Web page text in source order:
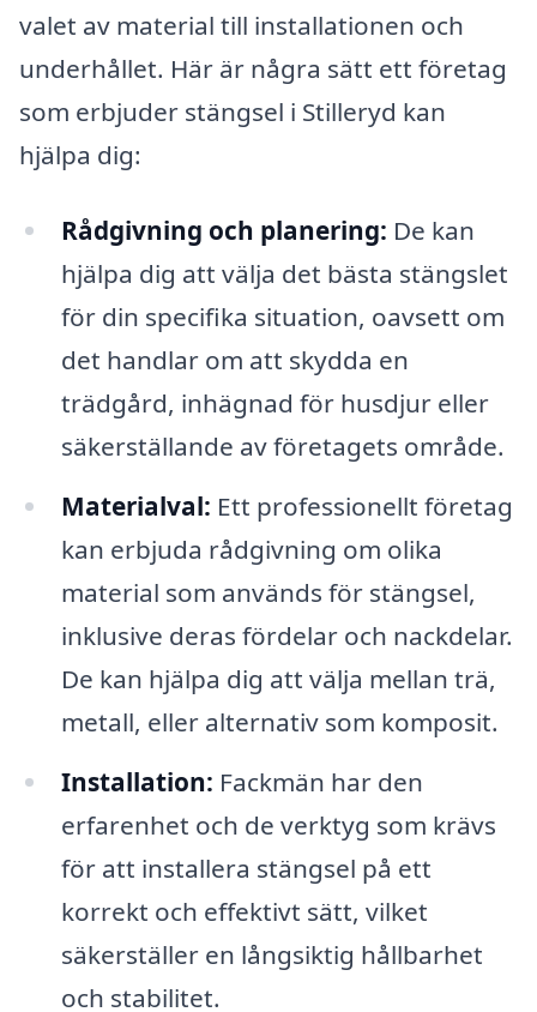
valet av material till installationen och
underhållet. Här är några sätt ett företag
som erbjuder stängsel i Stilleryd kan
hjälpa dig:
Rådgivning och planering: De kan
hjälpa dig att välja det bästa stängslet
för din specifika situation, oavsett om
det handlar om att skydda en
trädgård, inhägnad för husdjur eller
säkerställande av företagets område.
Materialval: Ett professionellt företag
kan erbjuda rådgivning om olika
material som används för stängsel,
inklusive deras fördelar och nackdelar.
De kan hjälpa dig att välja mellan trä,
metall, eller alternativ som komposit.
Installation: Fackmän har den
erfarenhet och de verktyg som krävs
för att installera stängsel på ett
korrekt och effektivt sätt, vilket
säkerställer en långsiktig hållbarhet
och stabilitet.